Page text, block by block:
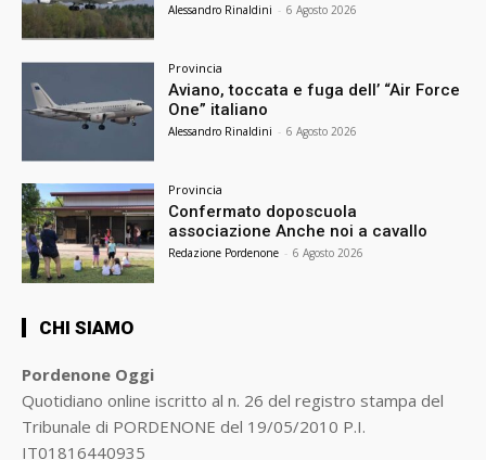
Alessandro Rinaldini - 6 Agosto 2026
Provincia
Aviano, toccata e fuga dell’ “Air Force
One” italiano
Alessandro Rinaldini - 6 Agosto 2026
Provincia
Confermato doposcuola
associazione Anche noi a cavallo
Redazione Pordenone - 6 Agosto 2026
CHI SIAMO
Pordenone Oggi
Quotidiano online iscritto al n. 26 del registro stampa del
Tribunale di PORDENONE del 19/05/2010 P.I.
IT01816440935